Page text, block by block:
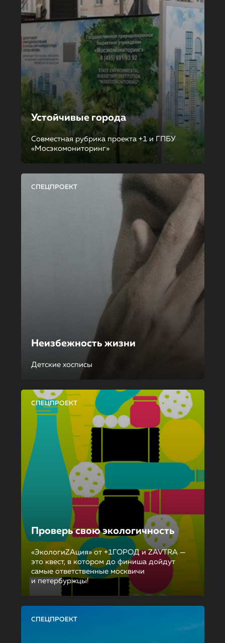
Устойчивые города
Совместная рубрика проекта +1 и ГПБУ
«Мосэкомониторинг»
СПЕЦПРОЕКТ
Неизбежность жизни
Детские хосписы
СПЕЦПРОЕКТ
Проверь свою экологичность
«ЭкологиZAция» от +1ГОРОД и ZAVTRA —
это квест, в котором до финиша дойдут
самые ответственные москвичи
и петербуржцы!
СПЕЦПРОЕКТ